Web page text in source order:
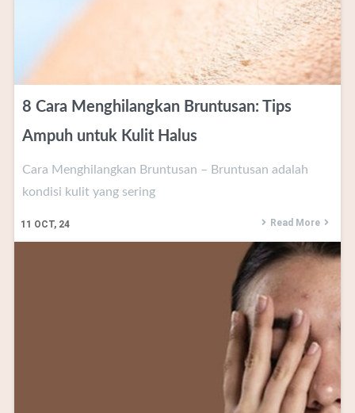
8 Cara Menghilangkan Bruntusan: Tips
Ampuh untuk Kulit Halus
11 OCT, 24
Cara Menghilangkan Bruntusan – Bruntusan adalah
kondisi kulit yang sering
Read More